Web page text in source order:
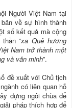
Người Việt Nam tại
về sự hình thành
số kết quả mà cộng
“xa Quê hương
Nam trở thành một
và văn minh”.
đề xuất với Chủ tịch
có liên quan hỗ
dựng ngôi chùa để
pháp thích hợp để